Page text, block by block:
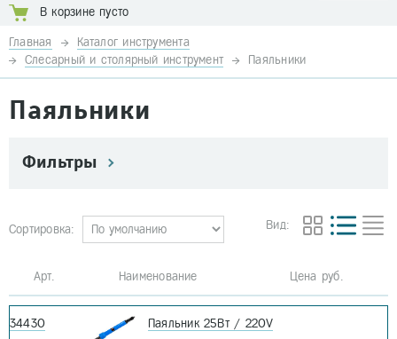
В корзине пусто
Главная
Каталог инструмента
Слесарный и столярный инструмент
Паяльники
Паяльники
Фильтры
Сортировка: Вид:
Арт. Наименование Цена руб.
34430 Паяльник 25Вт / 220V